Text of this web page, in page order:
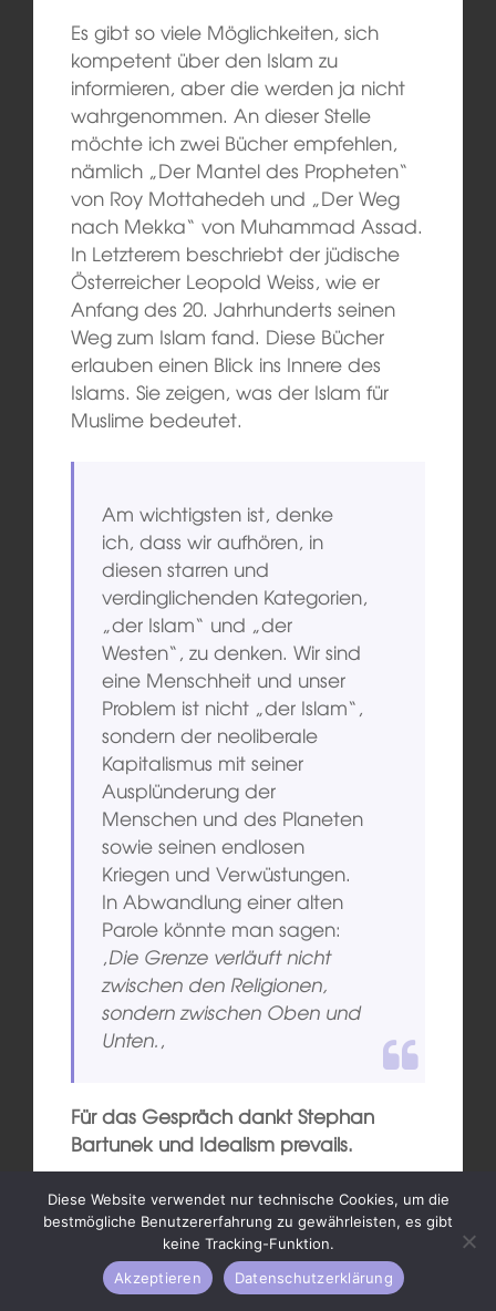
Es gibt so viele Möglichkeiten, sich
kompetent über den Islam zu
informieren, aber die werden ja nicht
wahrgenommen. An dieser Stelle
möchte ich zwei Bücher empfehlen,
nämlich „Der Mantel des Propheten“
von Roy Mottahedeh und „Der Weg
nach Mekka“ von Muhammad Assad.
In Letzterem beschriebt der jüdische
Österreicher Leopold Weiss, wie er
Anfang des 20. Jahrhunderts seinen
Weg zum Islam fand. Diese Bücher
erlauben einen Blick ins Innere des
Islams. Sie zeigen, was der Islam für
Muslime bedeutet.
Am wichtigsten ist, denke
ich, dass wir aufhören, in
diesen starren und
verdinglichenden Kategorien,
„der Islam“ und „der
Westen“, zu denken. Wir sind
eine Menschheit und unser
Problem ist nicht „der Islam“,
sondern der neoliberale
Kapitalismus mit seiner
Ausplünderung der
Menschen und des Planeten
sowie seinen endlosen
Kriegen und Verwüstungen.
In Abwandlung einer alten
Parole könnte man sagen:
‚Die Grenze verläuft nicht
zwischen den Religionen,
sondern zwischen Oben und
Unten.‚
Für das Gespräch dankt Stephan
Bartunek und Idealism prevails.
teilen teilen
E-Mail drucken
Diese Website verwendet nur technische Cookies, um die
bestmögliche Benutzererfahrung zu gewährleisten, es gibt
keine Tracking-Funktion.
Akzeptieren
Datenschutzerklärung